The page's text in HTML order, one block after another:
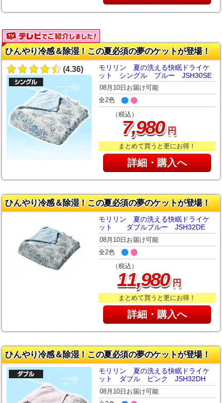
ひんやり冷感＆除湿！この夏必須の夢のケットが登場！
(4.36)
モリリン 夏の洗える快眠ドライケ
ット シングル ブルー JSH30SE
08月10日お届け可能
全2色
（税込）
7,980円
まとめて買うと更にお得！
詳細・購入へ
ひんやり冷感＆除湿！この夏必須の夢のケットが登場！
モリリン 夏の洗える快眠ドライケ
ット ダブルブルー JSH32DE
08月10日お届け可能
全2色
（税込）
11,980円
まとめて買うと更にお得！
詳細・購入へ
ひんやり冷感＆除湿！この夏必須の夢のケットが登場！
モリリン 夏の洗える快眠ドライケ
ット ダブル ピンク JSH32DH
08月10日お届け可能